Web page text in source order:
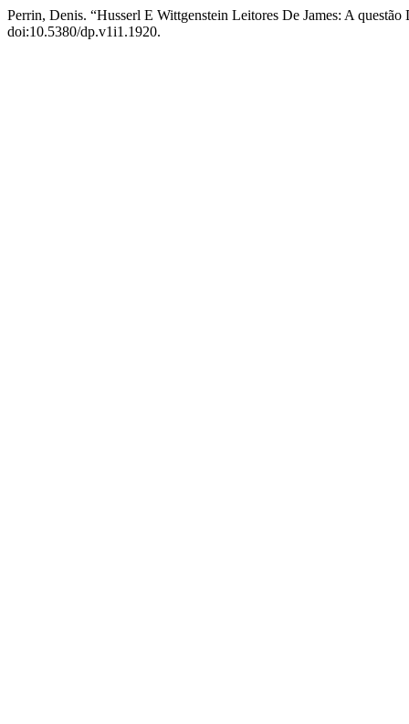
Perrin, Denis. “Husserl E Wittgenstein Leitores De James: A
doi:10.5380/dp.v1i1.1920.